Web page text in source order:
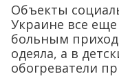
Объекты
Украине все
больным
одеяла, а в
обогреватели